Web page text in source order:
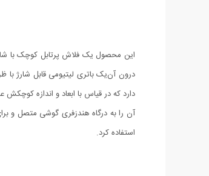
آن را به درگاه هندزفری گوشی متصل و
استفاده کرد.